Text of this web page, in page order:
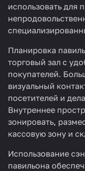
использовать для
Планировка
торговый зал с
покупателей.
визуальный
посетителей и
Внутреннее
зонировать,
кассовую зону и
Использование
павильона